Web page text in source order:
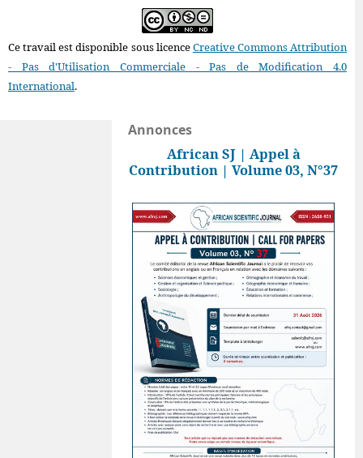
Ce travail est disponible sous licenceCreative Commons Attribution
- Pas d'Utilisation Commerciale - Pas de Modification 4.0
International.
Annonces
African SJ | Appel à
Contribution | Volume 03, N°37